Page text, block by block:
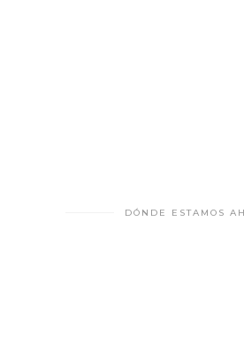
DÓNDE ESTAMOS